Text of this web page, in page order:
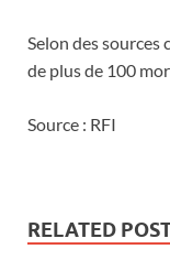
Selon des
de plus de 100
Source : RFI
RELATED